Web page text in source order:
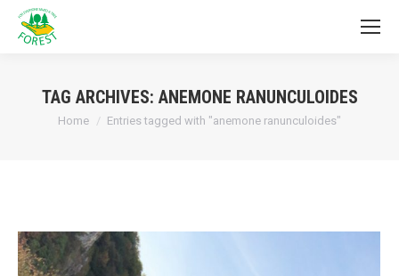
TAG ARCHIVES: ANEMONE RANUNCULOIDES
You are here:
Home Entries tagged with "anemone ranunculoides"